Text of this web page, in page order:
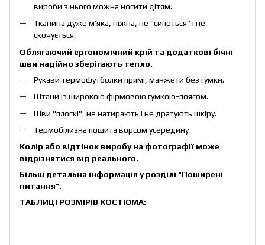
вироби з нього можна носити дітям.
Тканина дуже м'яка, ніжна, не "сипеться" і не
скочується.
Облягаючий ергономічний крій та додаткові бічні
шви надійно зберігають тепло.
Рукави термофутболки прямі, манжети без гумки.
Штани із широкою фірмовою гумкою-поясом.
Шви "плоскі", не натирають і не дратують шкіру.
Термобілизна пошита ворсом усередину
Колір або відтінок виробу на фотографії може
відрізнятися від реального.
Більш детальна інформація у розділі "Поширені
питання".
ТАБЛИЦІ РОЗМІРІВ КОСТЮМА: